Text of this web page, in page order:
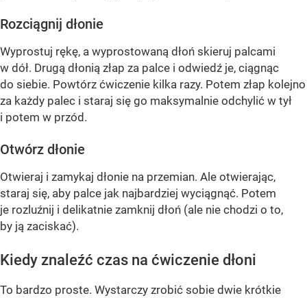
Rozciągnij dłonie
Wyprostuj rękę, a wyprostowaną dłoń skieruj palcami
w dół. Drugą dłonią złap za palce i odwiedź je, ciągnąc
do siebie. Powtórz ćwiczenie kilka razy. Potem złap kolejno
za każdy palec i staraj się go maksymalnie odchylić w tył
i potem w przód.
Otwórz dłonie
Otwieraj i zamykaj dłonie na przemian. Ale otwierając,
staraj się, aby palce jak najbardziej wyciągnąć. Potem
je rozluźnij i delikatnie zamknij dłoń (ale nie chodzi o to,
by ją zaciskać).
Kiedy znaleźć czas na ćwiczenie dłoni
To bardzo proste. Wystarczy zrobić sobie dwie krótkie